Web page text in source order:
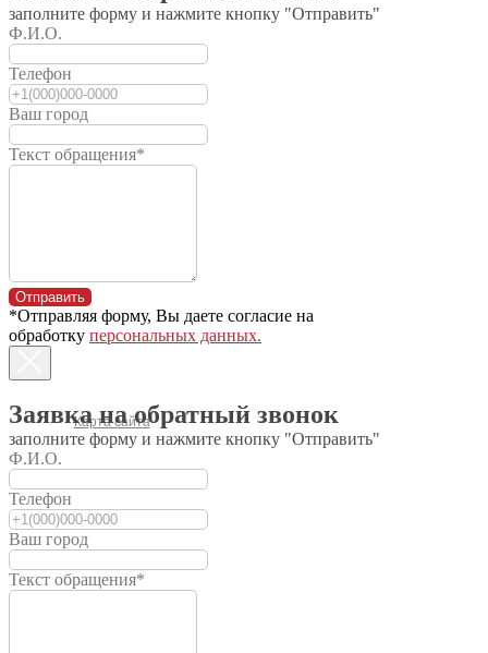
Кредит
Ремонт и
восстановление
Гарант. обслуживание
Услуги сервиса
Запчасти
Навесное и прицепное
Тракторы
О компании
© 2004-2026 МТЗ-Сибирь
Карта сайта
Политика конфиденциальности
630541, г. Новосибирск,
Советское шоссе, 9
График работы офиса:
пн-пт: с 08:00 до 17:00
сб-вс: выходные
service@mtzsibir.ru
заполните форму и нажмите кнопку "Отправить"
Ф.И.О.
Телефон
Ваш город
Текст обращения*
Отправить
*Отправляя форму, Вы даете согласие на
обработку персональных данных.
Заявка на обратный звонок
заполните форму и нажмите кнопку "Отправить"
Ф.И.О.
Телефон
Ваш город
Текст обращения*